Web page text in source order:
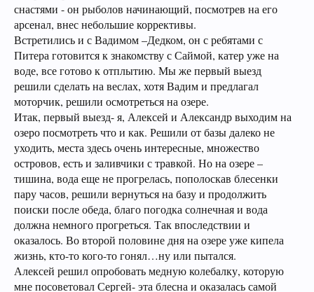
снастями - он рыболов начинающий, посмотрев на его
арсенал, внес небольшие коррективы.
Встретились и с Вадимом –Дедком, он с ребятами с
Питера готовится к знакомству с Саймой, катер уже на
воде, все готово к отплытию. Мы же первый выезд
решили сделать на веслах, хотя Вадим и предлагал
моторчик, решили осмотреться на озере.
Итак, первый выезд- я, Алексей и Александр выходим на
озеро посмотреть что и как. Решили от базы далеко не
уходить, места здесь очень интересные, множество
островов, есть и заливчики с травкой. Но на озере –
тишина, вода еще не прогрелась, пополоскав блесенки
пару часов, решили вернуться на базу и продолжить
поиски после обеда, благо погодка солнечная и вода
должна немного прогреться. Так впоследствии и
оказалось. Во второй половине дня на озере уже кипела
жизнь, кто-то кого-то гонял…ну или пытался.
Алексей решил опробовать медную колебалку, которую
мне посоветовал Сергей- эта блесна и оказалась самой